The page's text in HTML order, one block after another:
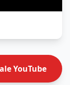
YouTube